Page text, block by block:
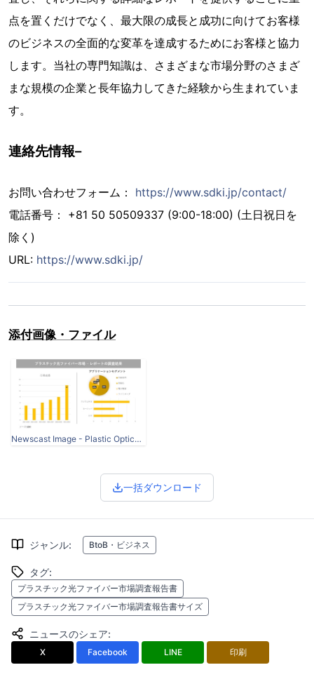
点を置くだけでなく、最大限の成長と成功に向けてお客様
のビジネスの全面的な変革を達成するためにお客様と協力
します。当社の専門知識は、さまざまな市場分野のさまざ
まな規模の企業と長年協力してきた経験から生まれていま
す。
連絡先情報–
お問い合わせフォーム： https://www.sdki.jp/contact/
電話番号： +81 50 50509337 (9:00-18:00) (土日祝日を
除く)
URL: https://www.sdki.jp/
添付画像・ファイル
Newscast Image - Plastic Optical fiber Market.jpg
一括ダウンロード
ジャンル: BtoB・ビジネス
タグ:
プラスチック光ファイバー市場調査報告書
プラスチック光ファイバー市場調査報告書サイズ
ニュースのシェア:
X Facebook LINE 印刷